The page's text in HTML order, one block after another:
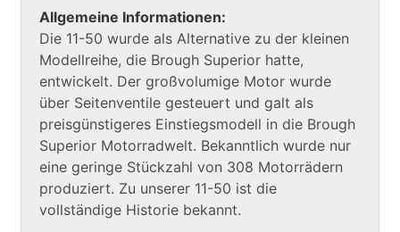
Allgemeine Informationen:
Die 11-50 wurde als Alternative zu der kleinen
Modellreihe, die Brough Superior hatte,
entwickelt. Der großvolumige Motor wurde
über Seitenventile gesteuert und galt als
preisgünstigeres Einstiegsmodell in die Brough
Superior Motorradwelt. Bekanntlich wurde nur
eine geringe Stückzahl von 308 Motorrädern
produziert. Zu unserer 11-50 ist die
vollständige Historie bekannt.